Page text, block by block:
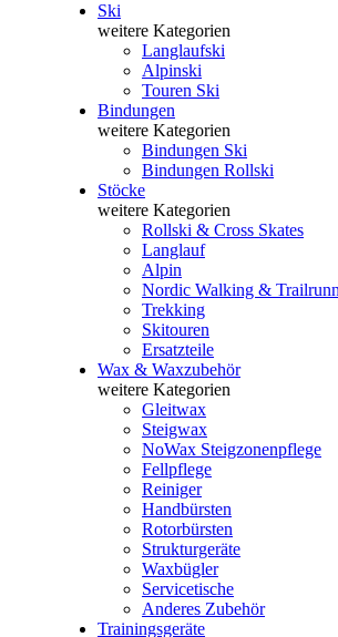
Ski
weitere Kategorien
Langlaufski
Alpinski
Touren Ski
Bindungen
weitere Kategorien
Bindungen Ski
Bindungen Rollski
Stöcke
weitere Kategorien
Rollski & Cross Skates
Langlauf
Alpin
Nordic Walking &
Trekking
Skitouren
Ersatzteile
Wax & Waxzubehör
weitere Kategorien
Gleitwax
Steigwax
NoWax Steigzonenpflege
Fellpflege
Reiniger
Handbürsten
Rotorbürsten
Strukturgeräte
Waxbügler
Servicetische
Anderes Zubehör
Trainingsgeräte